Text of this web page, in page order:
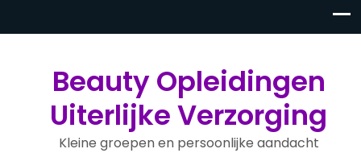
Beauty Opleidingen
Uiterlijke Verzorging
Kleine groepen en persoonlijke aandacht